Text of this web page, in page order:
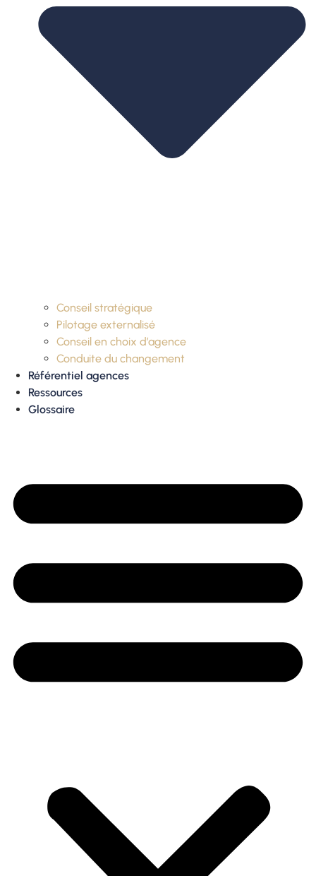
Conseil stratégique
Pilotage externalisé
Conseil en choix d’agence
Conduite du changement
Référentiel agences
Ressources
Glossaire